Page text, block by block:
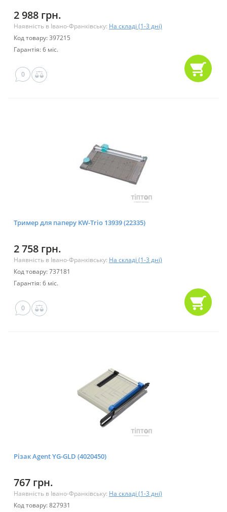
2 988 грн.
Наявність в Івано-Франківську: На складі (1-3 дні)
Код товару: 397215
Гарантія: 6 міс.
0
Тример для паперу KW-Trio 13939 (22335)
2 758 грн.
Наявність в Івано-Франківську: На складі (1-3 дні)
Код товару: 737181
Гарантія: 6 міс.
0
Різак Agent YG-GLD (4020450)
767 грн.
Наявність в Івано-Франківську: На складі (1-3 дні)
Код товару: 827931